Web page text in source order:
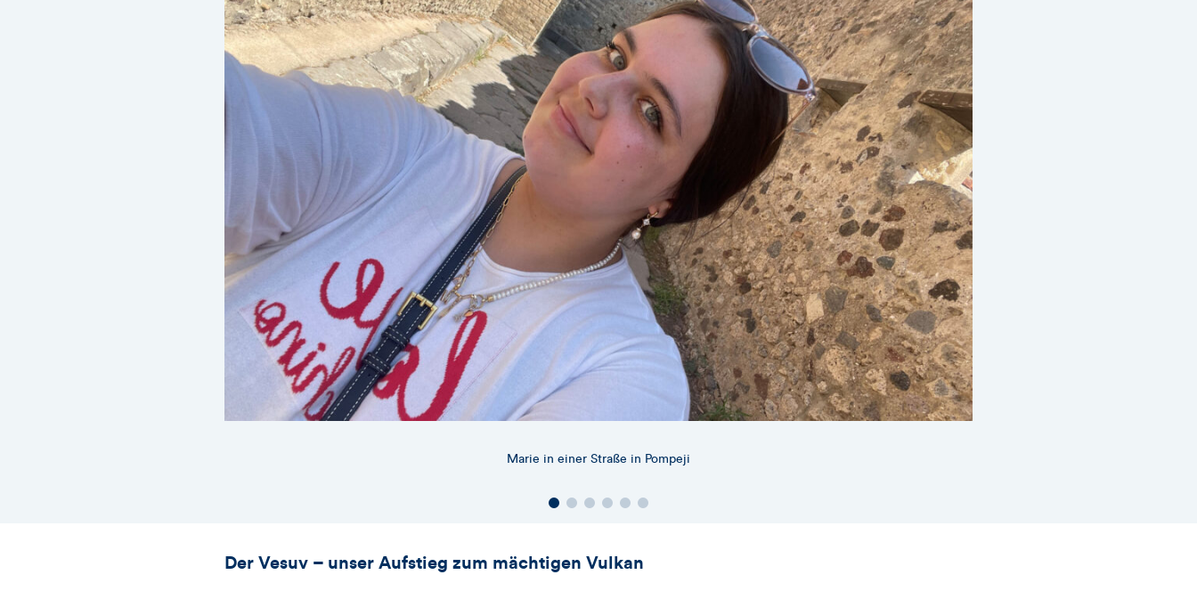
Marie in einer Straße in Pompeji
Der Vesuv – unser Aufstieg zum mächtigen Vulkan